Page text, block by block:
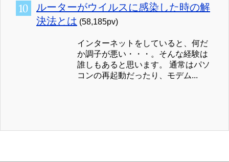
ルーターがウイルスに感染した時の解
決法とは (58,185pv)
インターネットをしていると、何だ
か調子が悪い・・・。そんな経験は
誰しもあると思います。 通常はパソ
コンの再起動だったり、モデム...